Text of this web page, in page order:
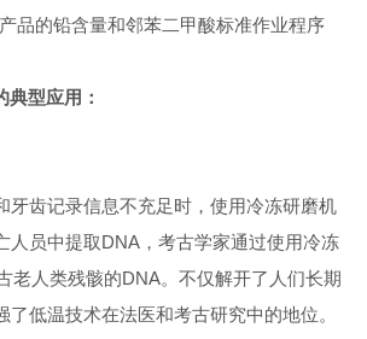
品的铅含量和邻苯二甲酸标准作业程序
型应用：
牙齿记录信息不充足时，使用冷冻研磨机
人员中提取DNA，考古学家通过使用冷冻
老人类残骸的DNA。不仅解开了人们长期
了低温技术在法医和考古研究中的地位。